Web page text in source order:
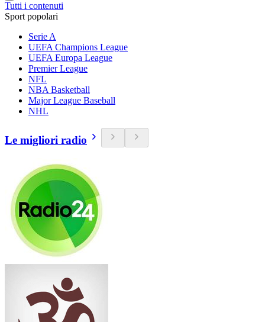
Tutti i contenuti
Sport popolari
Serie A
UEFA Champions League
UEFA Europa League
Premier League
NFL
NBA Basketball
Major League Baseball
NHL
Le migliori radio